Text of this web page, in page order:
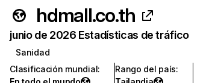
hdmall.co.th
junio de 2026 Estadísticas de tráfico
Sanidad
Clasificación mundial:
Rango del país: